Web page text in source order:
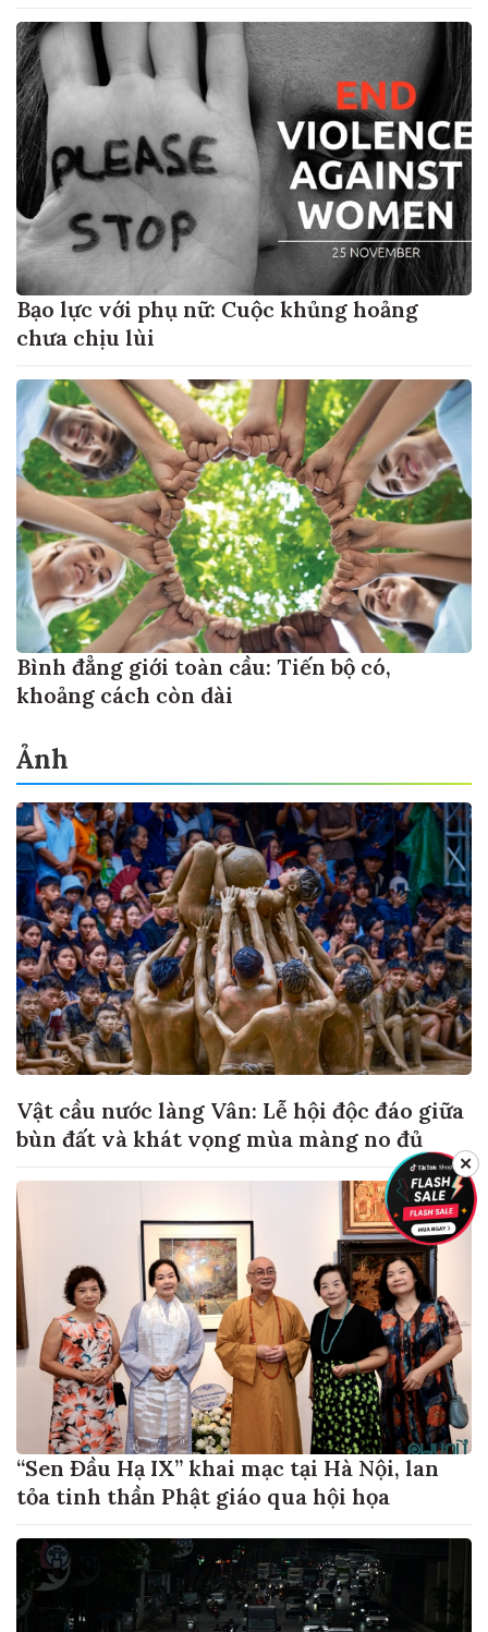
Bạo lực với phụ nữ: Cuộc khủng hoảng
chưa chịu lùi
Bình đẳng giới toàn cầu: Tiến bộ có,
khoảng cách còn dài
Ảnh
Vật cầu nước làng Vân: Lễ hội độc đáo giữa
bùn đất và khát vọng mùa màng no đủ
“Sen Đầu Hạ IX” khai mạc tại Hà Nội, lan
tỏa tinh thần Phật giáo qua hội họa
✕